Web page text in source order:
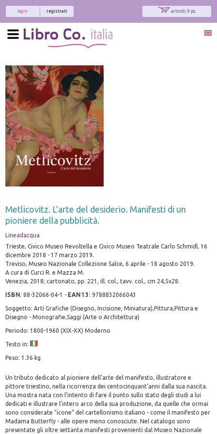
articoli: 0 pz.
registrati
login
Metlicovitz. L'arte del desiderio. Manifesti di un
pioniere della pubblicità.
Lineadacqua
Trieste, Civico Museo Revoltella e Civico Museo Teatrale Carlo Schmidl, 16
dicembre 2018 - 17 marzo 2019.
Treviso, Museo Nazionale Collezione Salce, 6 aprile - 18 agosto 2019.
A cura di Curci R. e Mazza M.
Venezia, 2018; cartonato, pp. 221, ill. col., tavv. col., cm 24,5x28.
ISBN:88-32066-04-1 - EAN13 :9788832066043
Soggetto: Arti Grafiche (Disegno, Incisione, Miniatura),Pittura,Pittura e
Disegno - Monografie,Saggi (Arte o Architettura)
Periodo: 1800-1960 (XIX-XX) Moderno
Testo in:
Peso: 1.36 kg
Un tributo dedicato al pioniere dell'arte del manifesto, illustratore e
pittore triestino, nella ricorrenza dei centocinquant'anni dalla sua nascita.
Una mostra nata con l'intento di fare il punto sullo stato degli studi a lui
dedicati e illustrare l'intero arco della sua produzione, da quelle che ormai
sono considerate "icone" del cartellonismo italiano - come il manifesto per
Madama Butterfly - alle opere meno conosciute. Nel catalogo sono
presentate gli oltre settanta manifesti provenienti dal Museo Nazionale